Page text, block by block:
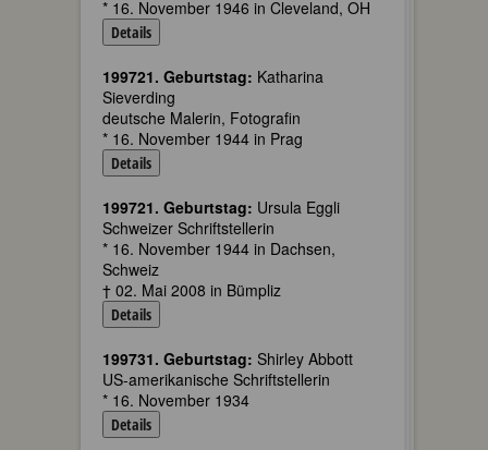
* 16. November 1946 in Cleveland, OH
Details
199721. Geburtstag: Katharina
Sieverding
deutsche Malerin, Fotografin
* 16. November 1944 in Prag
Details
199721. Geburtstag: Ursula Eggli
Schweizer Schriftstellerin
* 16. November 1944 in Dachsen,
Schweiz
† 02. Mai 2008 in Bümpliz
Details
199731. Geburtstag: Shirley Abbott
US-amerikanische Schriftstellerin
* 16. November 1934
Details